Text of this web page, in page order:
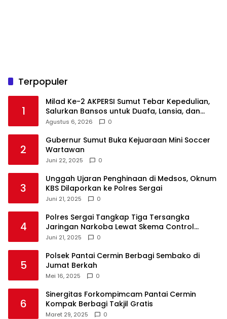
Terpopuler
1
Milad Ke-2 AKPERSI Sumut Tebar Kepedulian,
Salurkan Bansos untuk Duafa, Lansia, dan
Anak Yatim
Agustus 6, 2026 0
2
Gubernur Sumut Buka Kejuaraan Mini Soccer
Wartawan
Juni 22, 2025 0
3
Unggah Ujaran Penghinaan di Medsos, Oknum
KBS Dilaporkan ke Polres Sergai
Juni 21, 2025 0
4
Polres Sergai Tangkap Tiga Tersangka
Jaringan Narkoba Lewat Skema Control
Delivery
Juni 21, 2025 0
5
Polsek Pantai Cermin Berbagi Sembako di
Jumat Berkah
Mei 16, 2025 0
6
Sinergitas Forkompimcam Pantai Cermin
Kompak Berbagi Takjil Gratis
Maret 29, 2025 0